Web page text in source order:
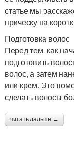
статье мы
прическу на
Подготовка волос
Перед тем, как
подготовить
волос, а затем
или крем. Это
сделать волосы
читать дальше →